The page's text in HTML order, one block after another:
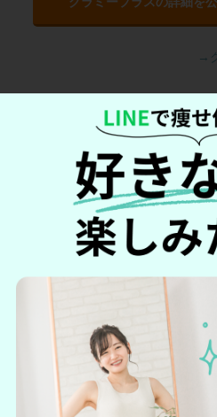
→
【最安値は？】公式
ショップの価格を比較
グラミープラスは、公式サイト
ョップでも販売されています。
きるのか調べてみました。
調査結果は以下の通りです。
グラミープラスは公
結論からお伝えすると、 グラミー
安く買えます！